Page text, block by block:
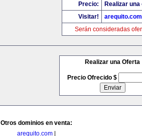
Precio:
Realizar
Visitar!
arequito.com
Serán consideradas
Realizar una Oferta
Precio Ofrecido $
Otros dominios en venta:
arequito.com